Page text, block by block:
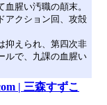
腥い汚職の顛末。
アクション回、攻殻
抑えられ、第四次非
ルで、九課の血腥い
| 三森すずこ